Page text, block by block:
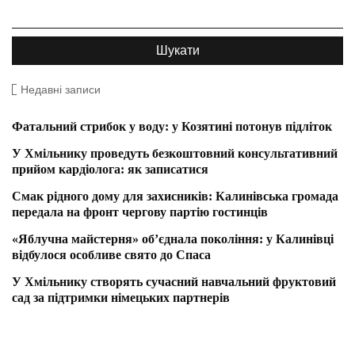
Недавні записи
Фатальний стрибок у воду: у Козятині потонув підліток
У Хмільнику проведуть безкоштовний консультативний
прийом кардіолога: як записатися
Смак рідного дому для захисників: Калинівська громада
передала на фронт чергову партію гостинців
«Яблучна майстерня» об’єднала покоління: у Калинівці
відбулося особливе свято до Спаса
У Хмільнику створять сучасний навчальний фруктовий
сад за підтримки німецьких партнерів